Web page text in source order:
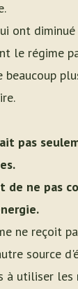
ont
le régime
beaucoup
pas
de ne pas
ne reçoit
source
à utiliser les